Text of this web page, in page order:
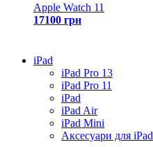
Apple Watch 11
17100 грн
iPad
iPad Pro 13
iPad Pro 11
iPad
iPad Air
iPad Mini
Аксесуари для iPad